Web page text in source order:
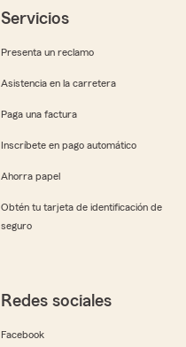
Servicios
Presenta un reclamo
Asistencia en la carretera
Paga una factura
Inscríbete en pago automático
Ahorra papel
Obtén tu tarjeta de identificación de
seguro
Redes sociales
Facebook